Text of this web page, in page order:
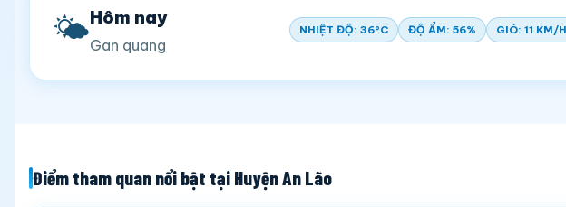
🌤️Hôm nay
Gan quang
NHIỆT ĐỘ: 36°C ĐỘ ẨM: 56% GIÓ: 11 KM/
Điểm tham quan nổi bật tại Huyện An Lão